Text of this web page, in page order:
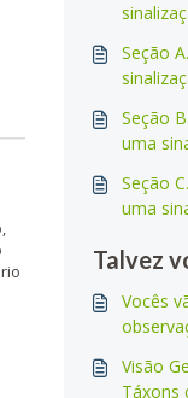
Seção
Seção
uma
Seção
uma
Talvez
Vocês
Visão
Táxons